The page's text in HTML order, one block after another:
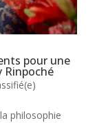
pour une
Rinpoché
philosophie